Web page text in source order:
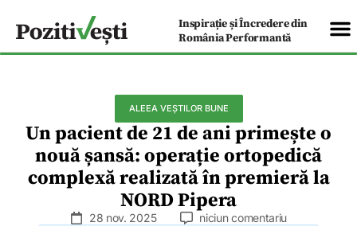
Inspirație și Încredere din
România Performantă
ALEEA VEȘTILOR BUNE
Un pacient de 21 de ani primește o
nouă șansă: operație ortopedică
complexă realizată în premieră la
NORD Pipera
28 nov. 2025 niciun comentariu